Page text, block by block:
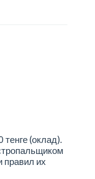
(оклад).
правил их